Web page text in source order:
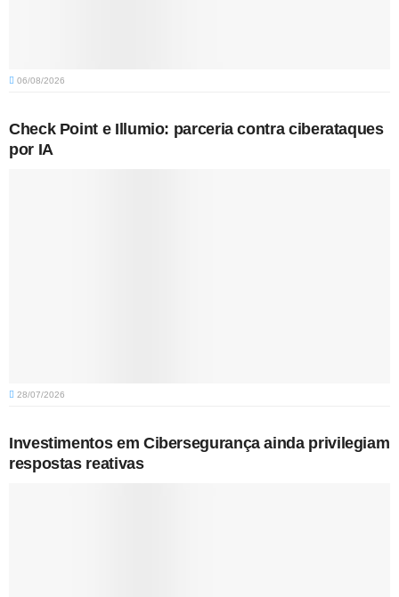
06/08/2026
Check Point e Illumio: parceria contra ciberataques
por IA
28/07/2026
Investimentos em Cibersegurança ainda privilegiam
respostas reativas